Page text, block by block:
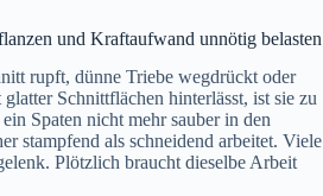
und Kraftaufwand unnötig belasten
rupft, dünne Triebe wegdrückt oder
Schnittflächen hinterlässt, ist sie zu
Spaten nicht mehr sauber in den
stampfend als schneidend arbeitet. Viele
Plötzlich braucht dieselbe Arbeit